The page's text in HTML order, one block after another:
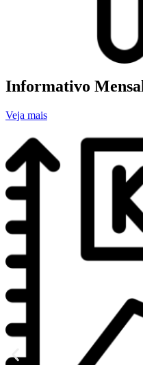
Informativo
Veja mais